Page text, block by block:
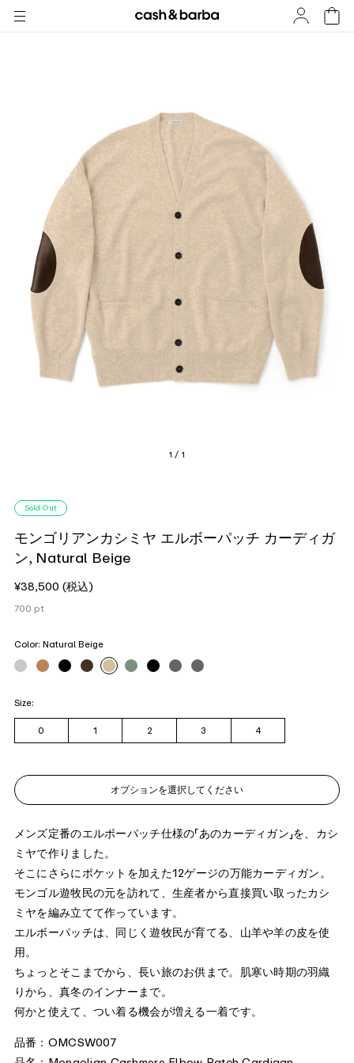
1 / 1
Sold Out
モンゴリアンカシミヤ エルボーパッチ カーディガ
ン, Natural Beige
¥38,500 (税込)
700 pt
Color: Natural Beige
Size:
0
1 2 3 4
オプションを選択してください
メンズ定番のエルボーパッチ仕様の「あのカーディガン」を、カシ
ミヤで作りました。
そこにさらにポケットを加えた12ゲージの万能カーディガン。
モンゴル遊牧民の元を訪れて、生産者から直接買い取ったカシ
ミヤを編み立てて作っています。
エルボーパッチは、同じく遊牧民が育てる、山羊や羊の皮を使
用。
ちょっとそこまでから、長い旅のお供まで。肌寒い時期の羽織
りから、真冬のインナーまで。
何かと使えて、つい着る機会が増える一着です。
品番：OMCSW007